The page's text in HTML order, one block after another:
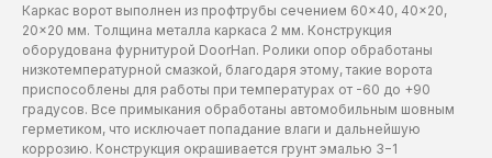
Каркас ворот выполнен из профтрубы сечением 60×40, 40×20,
20×20 мм. Толщина металла каркаса 2 мм. Конструкция
оборудована фурнитурой DoorHan. Ролики опор обработаны
низкотемпературной смазкой, благодаря этому, такие ворота
приспособлены для работы при температурах от -60 до +90
градусов. Все примыкания обработаны автомобильным шовным
герметиком, что исключает попадание влаги и дальнейшую
коррозию. Конструкция окрашивается грунт эмалью 3−1